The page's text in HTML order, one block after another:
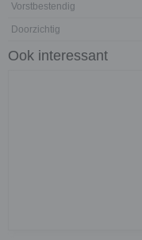
Vorstbestendig
Doorzichtig
Ook interessant